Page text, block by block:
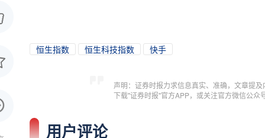
恒生指数 恒生科技指数 快手
声明：证券时报力求信息真实、准确，文章提
下载"证券时报"官方APP，或关注官方微信公
用户评论